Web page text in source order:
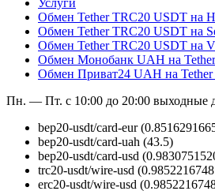
Услуги
Обмен Tether TRC20 USDT на
Обмен Tether TRC20 USDT на
Обмен Tether TRC20 USDT на
Обмен Монобанк UAH на
Обмен Приват24 UAH на
Пн. — Пт. с 10:00 до 20:00 выходные
bep20-usdt/card-eur
bep20-usdt/card-uah (43.5)
bep20-usdt/card-usd
trc20-usdt/wire-usd
erc20-usdt/wire-usd